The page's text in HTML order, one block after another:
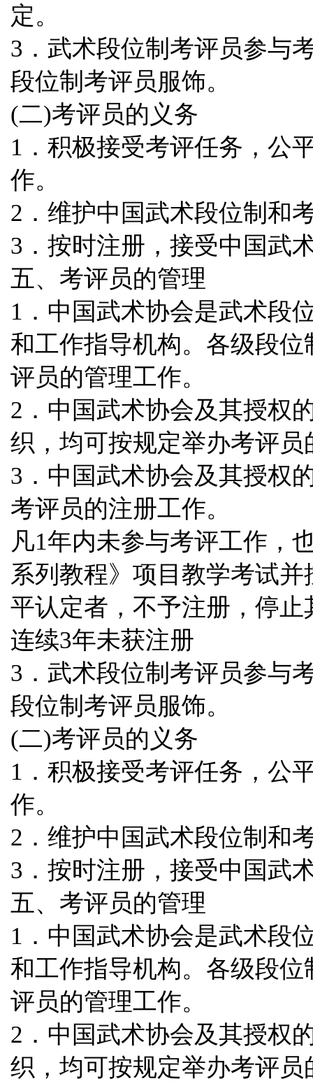
定。
3．武术段位制考评员参与
段位制考评员服饰。
(二)考评员的义务
1．积极接受考评任务，公
作。
2．维护中国武术段位制和
3．按时注册，接受中国武
五、考评员的管理
1．中国武术协会是武术段
和工作指导机构。各级段
评员的管理工作。
2．中国武术协会及其授权
织，均可按规定举办考评员
3．中国武术协会及其授权
考评员的注册工作。
凡1年内未参与考评工作，
系列教程》项目教学考试
平认定者，不予注册，停
连续3年未获注册
3．武术段位制考评员参与
段位制考评员服饰。
(二)考评员的义务
1．积极接受考评任务，公
作。
2．维护中国武术段位制和
3．按时注册，接受中国武
五、考评员的管理
1．中国武术协会是武术段
和工作指导机构。各级段
评员的管理工作。
2．中国武术协会及其授权
织，均可按规定举办考评员